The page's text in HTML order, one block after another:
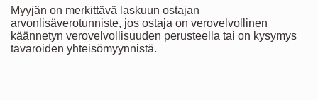
Myyjän on merkittävä laskuun ostajan
arvonlisäverotunniste, jos ostaja on verovelvollinen
käännetyn verovelvollisuuden perusteella tai on kysymys
tavaroiden yhteisömyynnistä.